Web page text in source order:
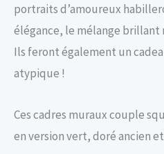
portraits d’amoureux
élégance, le mélange brillant
Ils feront également un
atypique !
Ces cadres muraux couple
en version vert, doré ancien